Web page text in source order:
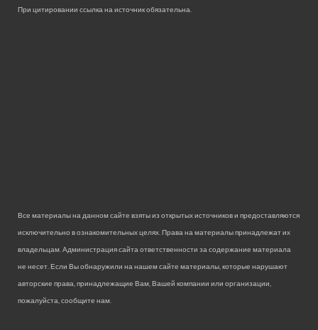
При цитировании ссылка на источник обязательна.
Все материалы на данном сайте взяты из открытых источников и предоставляются
исключительно в ознакомительных целях. Права на материалы принадлежат их
владельцам. Администрация сайта ответственности за содержание материала
не несет. Если Вы обнаружили на нашем сайте материалы, которые нарушают
авторские права, принадлежащие Вам, Вашей компании или организации,
пожалуйста, сообщите нам.